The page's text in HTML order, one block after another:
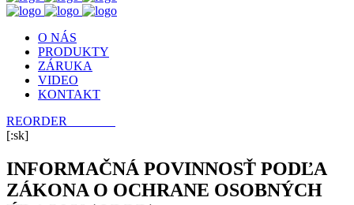
O NÁS
PRODUKTY
ZÁRUKA
VIDEO
KONTAKT
REORDER
[:sk]
INFORMAČNÁ POVINNOSŤ PODĽA
ZÁKONA O OCHRANE OSOBNÝCH